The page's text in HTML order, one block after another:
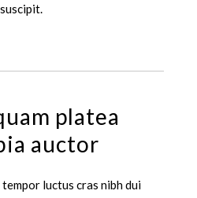
platea
auctor
luctus cras nibh dui